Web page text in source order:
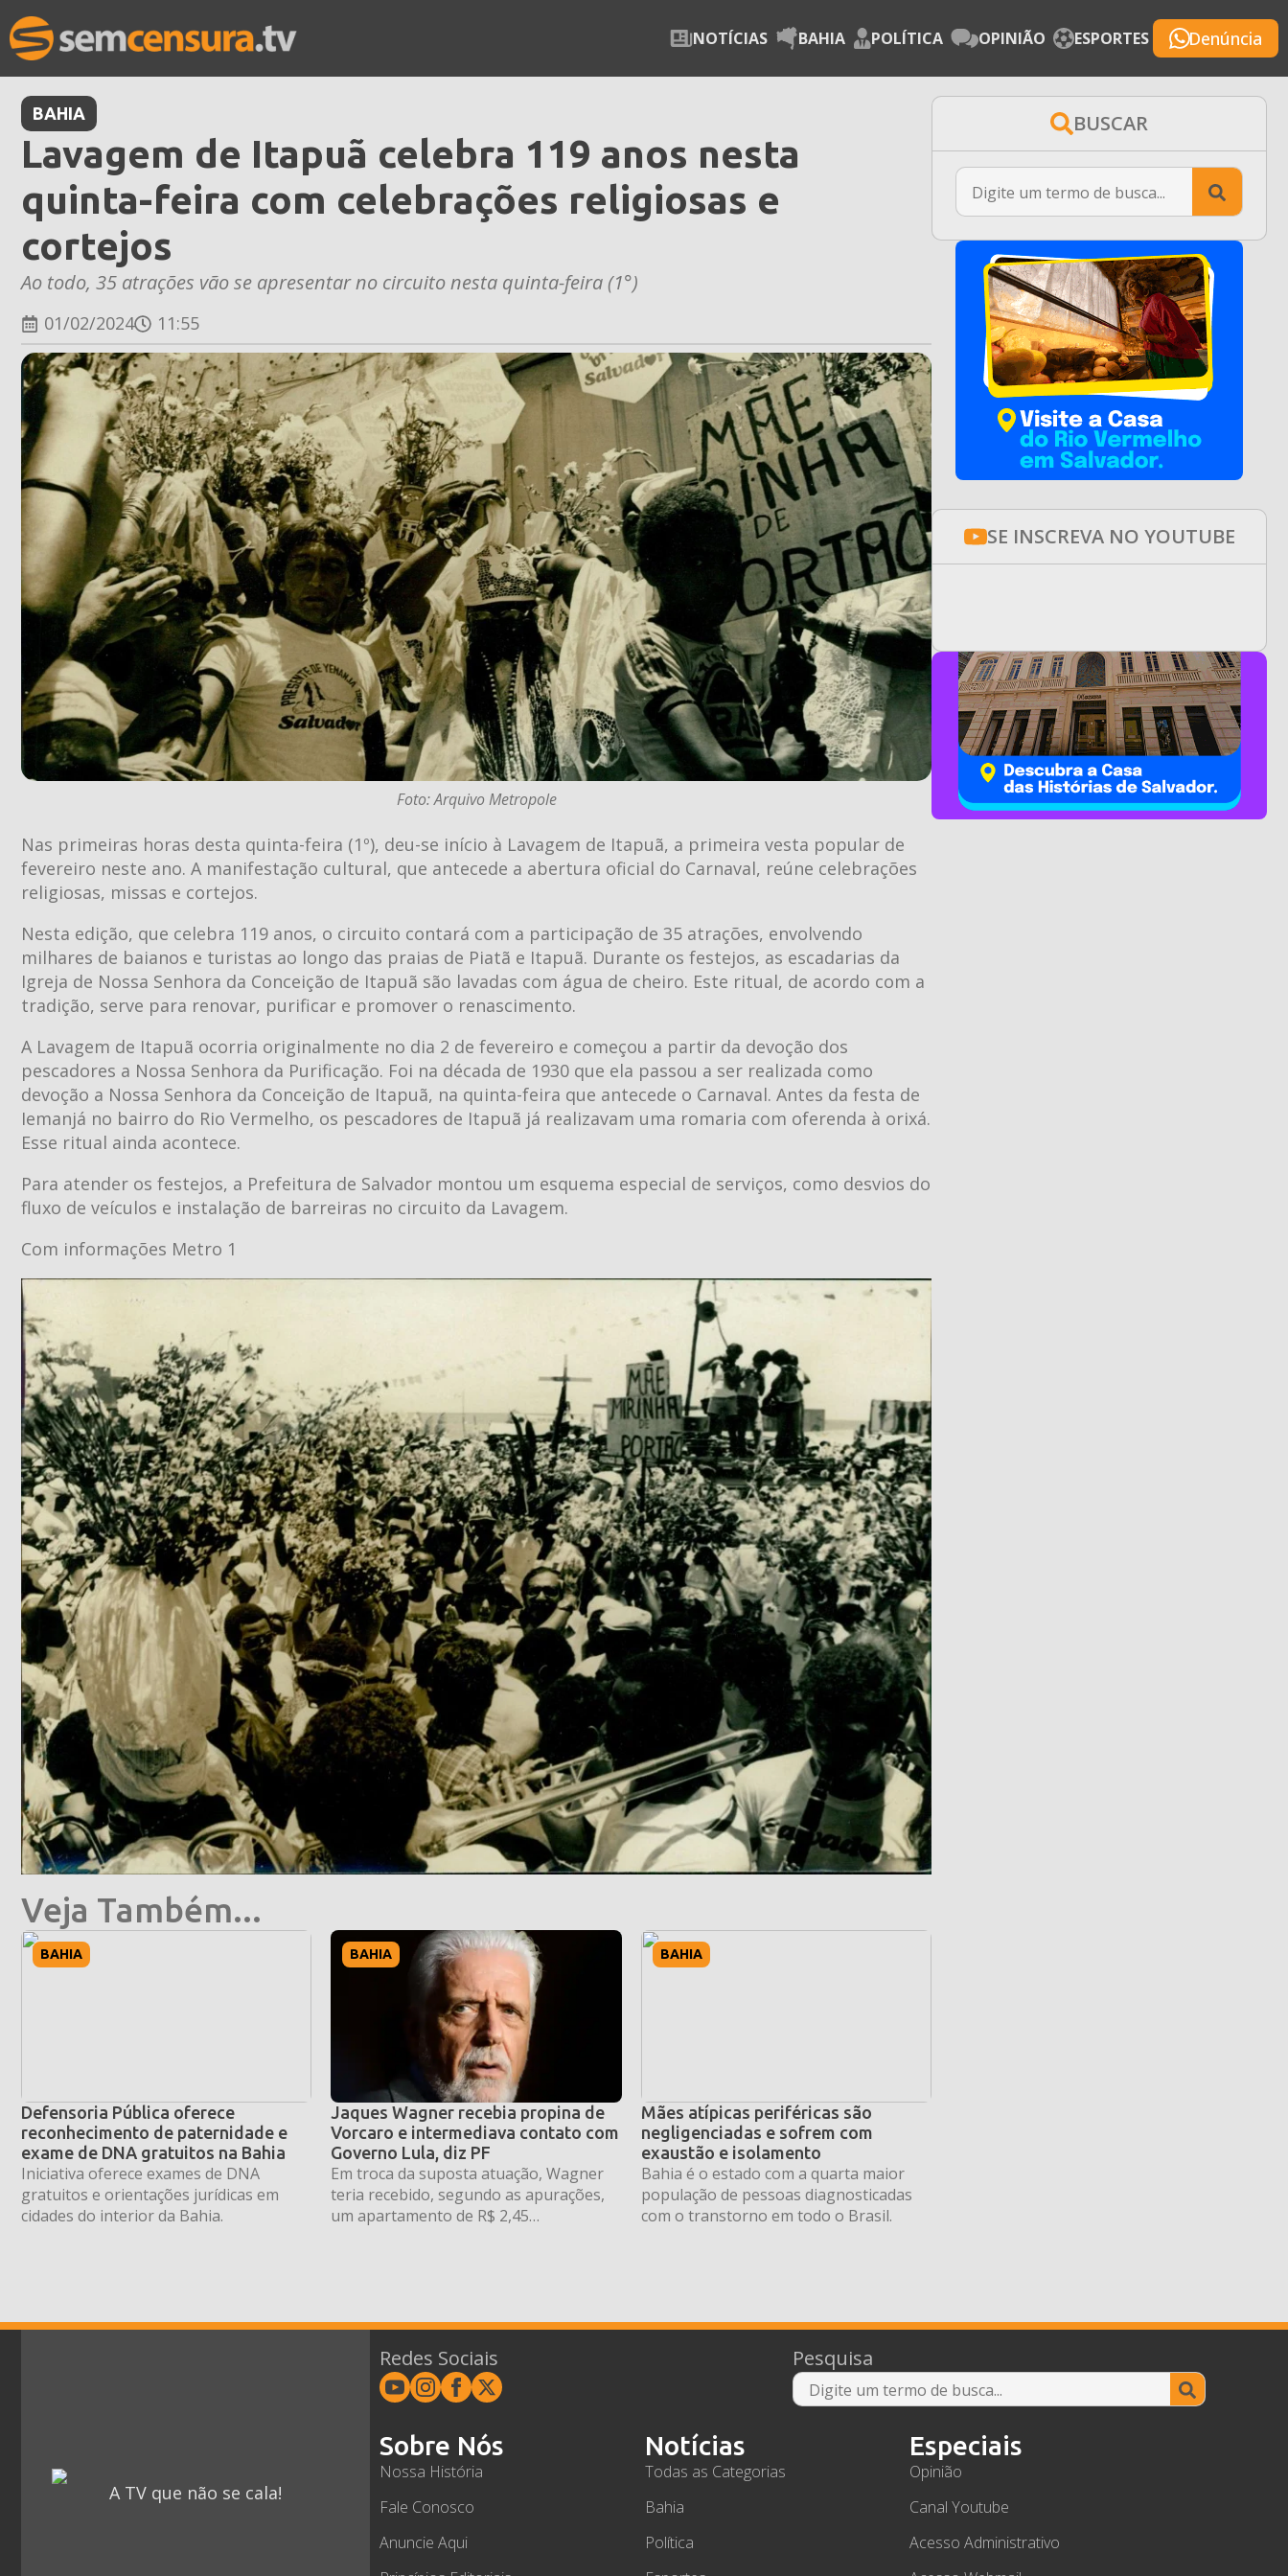
NOTÍCIAS BAHIA POLÍTICA OPINIÃO ESPORTES Denúncia
BAHIA
Lavagem de Itapuã celebra 119 anos nesta
quinta-feira com celebrações religiosas e
cortejos
Ao todo, 35 atrações vão se apresentar no circuito nesta quinta-feira (1°)
01/02/2024 11:55
Foto: Arquivo Metropole
Nas primeiras horas desta quinta-feira (1º), deu-se início à Lavagem de Itapuã, a primeira vesta popular de
fevereiro neste ano. A manifestação cultural, que antecede a abertura oficial do Carnaval, reúne celebrações
religiosas, missas e cortejos.
Nesta edição, que celebra 119 anos, o circuito contará com a participação de 35 atrações, envolvendo
milhares de baianos e turistas ao longo das praias de Piatã e Itapuã. Durante os festejos, as escadarias da
Igreja de Nossa Senhora da Conceição de Itapuã são lavadas com água de cheiro. Este ritual, de acordo com a
tradição, serve para renovar, purificar e promover o renascimento.
A Lavagem de Itapuã ocorria originalmente no dia 2 de fevereiro e começou a partir da devoção dos
pescadores a Nossa Senhora da Purificação. Foi na década de 1930 que ela passou a ser realizada como
devoção a Nossa Senhora da Conceição de Itapuã, na quinta-feira que antecede o Carnaval. Antes da festa de
Iemanjá no bairro do Rio Vermelho, os pescadores de Itapuã já realizavam uma romaria com oferenda à orixá.
Esse ritual ainda acontece.
Para atender os festejos, a Prefeitura de Salvador montou um esquema especial de serviços, como desvios do
fluxo de veículos e instalação de barreiras no circuito da Lavagem.
Com informações Metro 1
Veja Também...
BAHIA
Defensoria Pública oferece
reconhecimento de paternidade e
exame de DNA gratuitos na Bahia
Iniciativa oferece exames de DNA
gratuitos e orientações jurídicas em
cidades do interior da Bahia.
BAHIA
Jaques Wagner recebia propina de
Vorcaro e intermediava contato com
Governo Lula, diz PF
Em troca da suposta atuação, Wagner
teria recebido, segundo as apurações,
um apartamento de R$ 2,45
BAHIA
Mães atípicas periféricas são
negligenciadas e sofrem com
exaustão e isolamento
Bahia é o estado com a quarta maior
população de pessoas diagnosticadas
com o transtorno em todo o Brasil.
BUSCAR
for:
SE INSCREVA NO YOUTUBE
A TV que não se cala!
Redes Sociais Pesquisa
Search
for:
Sobre Nós
Nossa História
Fale Conosco
Anuncie Aqui
Notícias
Todas as Categorias
Bahia
Política
Especiais
Opinião
Canal Youtube
Acesso Administrativo